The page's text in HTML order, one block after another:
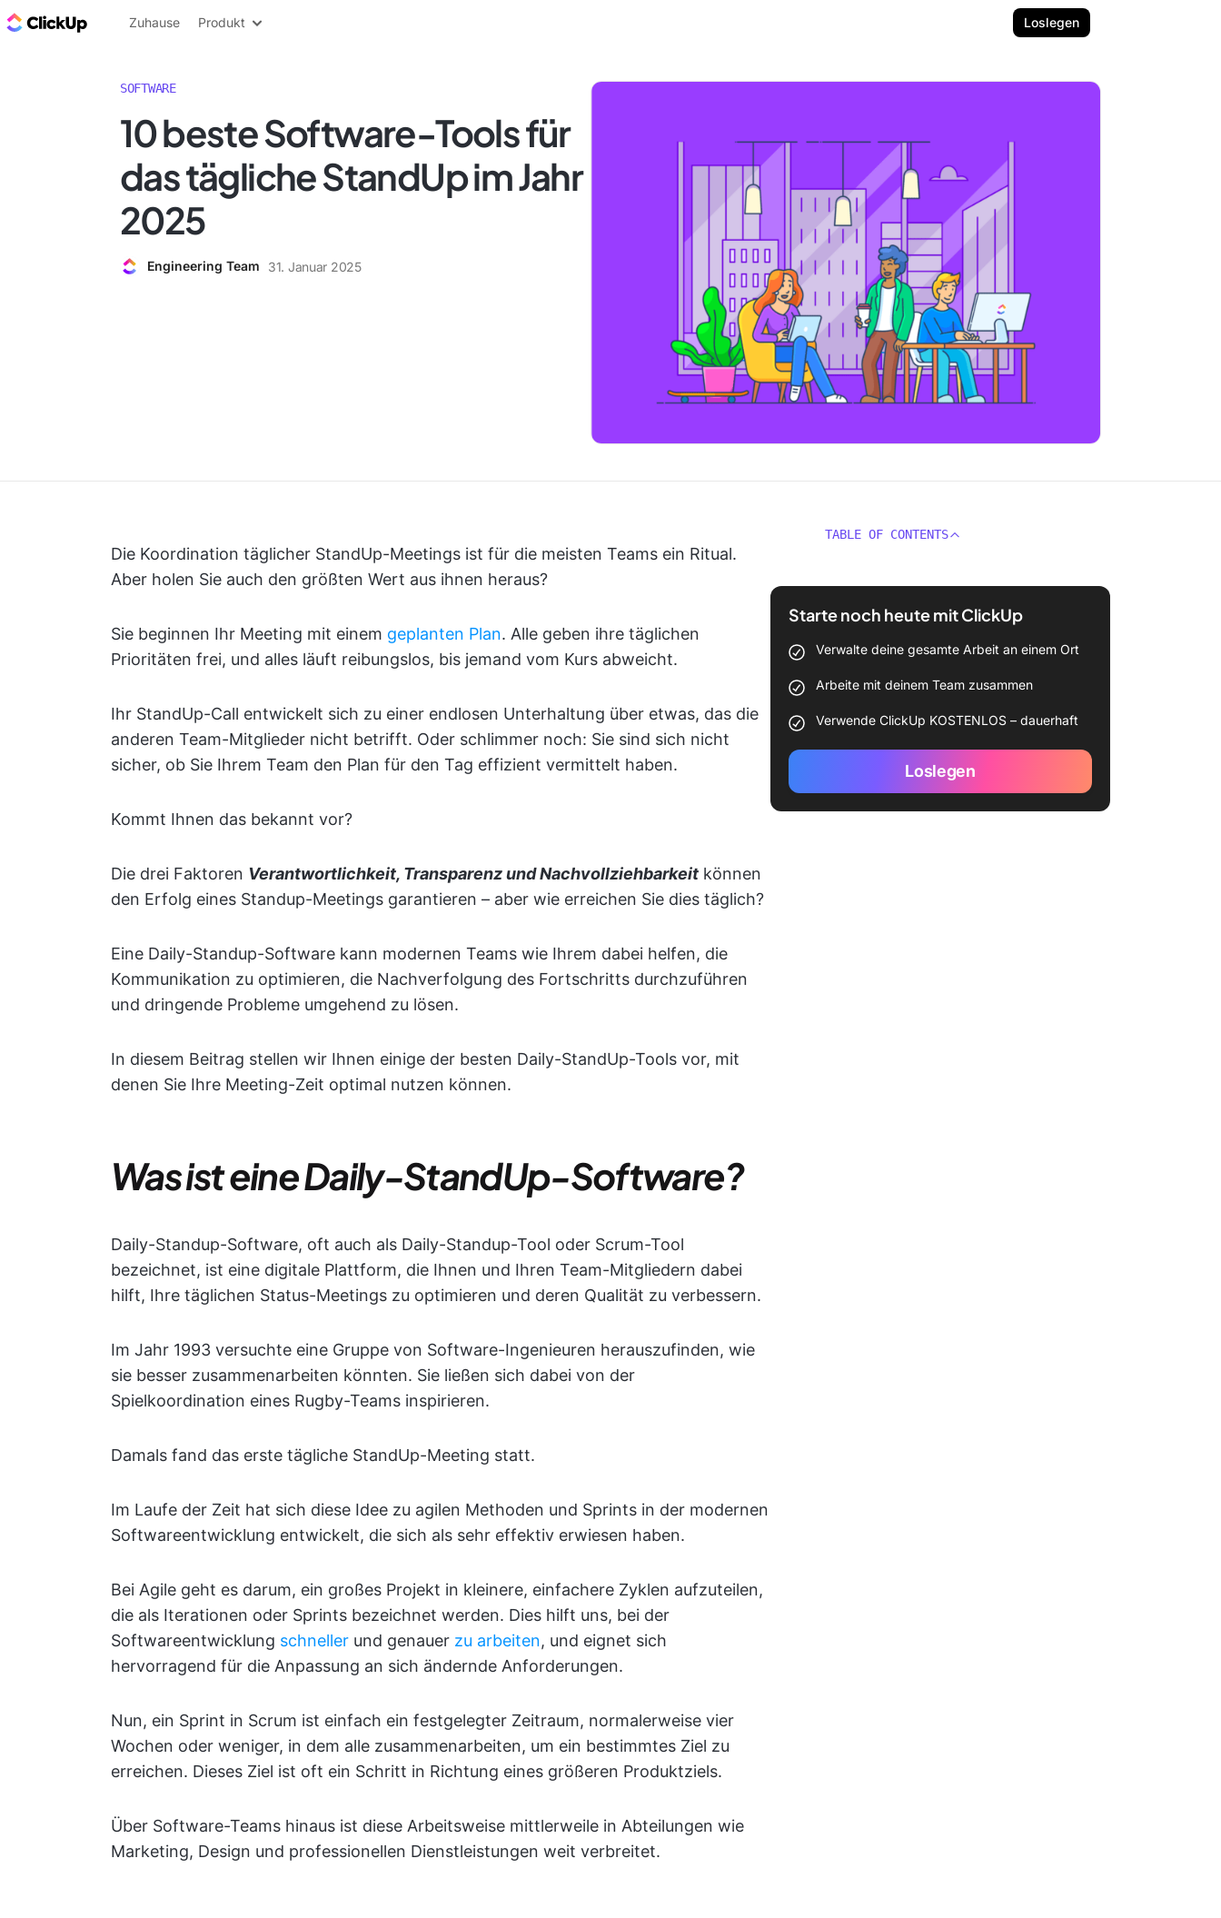
ClickUp Blog
Zuhause Produkt Loslegen
SOFTWARE
10 beste Software-Tools für
das tägliche StandUp im Jahr
2025
Engineering Team 31. Januar 2025
Die Koordination täglicher StandUp-Meetings ist für die meisten Teams ein Ritual.
Aber holen Sie auch den größten Wert aus ihnen heraus?
Sie beginnen Ihr Meeting mit einem geplanten Plan. Alle geben ihre täglichen
Prioritäten frei, und alles läuft reibungslos, bis jemand vom Kurs abweicht.
Ihr StandUp-Call entwickelt sich zu einer endlosen Unterhaltung über etwas, das die
anderen Team-Mitglieder nicht betrifft. Oder schlimmer noch: Sie sind sich nicht
sicher, ob Sie Ihrem Team den Plan für den Tag effizient vermittelt haben.
Kommt Ihnen das bekannt vor?
Die drei Faktoren Verantwortlichkeit, Transparenz und Nachvollziehbarkeit können
den Erfolg eines Standup-Meetings garantieren – aber wie erreichen Sie dies täglich?
Eine Daily-Standup-Software kann modernen Teams wie Ihrem dabei helfen, die
Kommunikation zu optimieren, die Nachverfolgung des Fortschritts durchzuführen
und dringende Probleme umgehend zu lösen.
In diesem Beitrag stellen wir Ihnen einige der besten Daily-StandUp-Tools vor, mit
denen Sie Ihre Meeting-Zeit optimal nutzen können.
Was ist eine Daily-StandUp-Software?
Daily-Standup-Software, oft auch als Daily-Standup-Tool oder Scrum-Tool
bezeichnet, ist eine digitale Plattform, die Ihnen und Ihren Team-Mitgliedern dabei
hilft, Ihre täglichen Status-Meetings zu optimieren und deren Qualität zu verbessern.
Im Jahr 1993 versuchte eine Gruppe von Software-Ingenieuren herauszufinden, wie
sie besser zusammenarbeiten könnten. Sie ließen sich dabei von der
Spielkoordination eines Rugby-Teams inspirieren.
Damals fand das erste tägliche StandUp-Meeting statt.
Im Laufe der Zeit hat sich diese Idee zu agilen Methoden und Sprints in der modernen
Softwareentwicklung entwickelt, die sich als sehr effektiv erwiesen haben.
Bei Agile geht es darum, ein großes Projekt in kleinere, einfachere Zyklen aufzuteilen,
die als Iterationen oder Sprints bezeichnet werden. Dies hilft uns, bei der
Softwareentwicklung schneller und genauer zu arbeiten, und eignet sich
hervorragend für die Anpassung an sich ändernde Anforderungen.
Nun, ein Sprint in Scrum ist einfach ein festgelegter Zeitraum, normalerweise vier
Wochen oder weniger, in dem alle zusammenarbeiten, um ein bestimmtes Ziel zu
erreichen. Dieses Ziel ist oft ein Schritt in Richtung eines größeren Produktziels.
Über Software-Teams hinaus ist diese Arbeitsweise mittlerweile in Abteilungen wie
Marketing, Design und professionellen Dienstleistungen weit verbreitet.
TABLE OF CONTENTS
Starte noch heute mit ClickUp
Verwalte deine gesamte Arbeit an einem Ort
Arbeite mit deinem Team zusammen
Verwende ClickUp KOSTENLOS – dauerhaft
Loslegen